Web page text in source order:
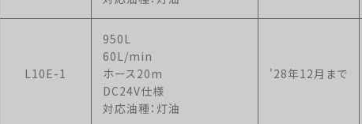
L10E-1
950L
60L/min
ホース20m
DC24V仕様
対応油種：灯油
'28年12月まで